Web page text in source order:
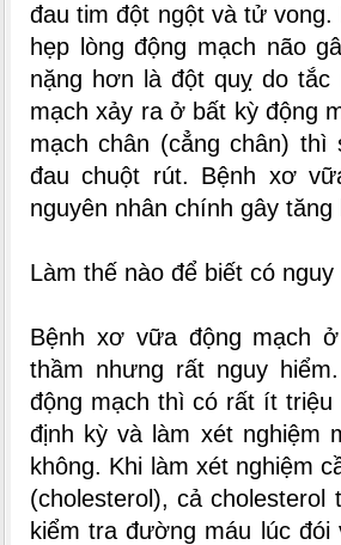
đau tim đột ngột và tử
hẹp lòng động mạch não
nặng hơn là đột quỵ do
mạch xảy ra ở bất kỳ động
mạch chân (cẳng chân)
đau chuột rút. Bệnh xơ
nguyên nhân chính gây tăng
Làm thế nào để biết có
Bệnh xơ vữa động mạch
thầm nhưng rất nguy
động mạch thì có rất ít
định kỳ và làm xét nghiệm
không. Khi làm xét nghiệm
(cholesterol), cả
kiểm tra đường máu lúc